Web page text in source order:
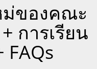
ของคณะ
การเรียน
FAQs